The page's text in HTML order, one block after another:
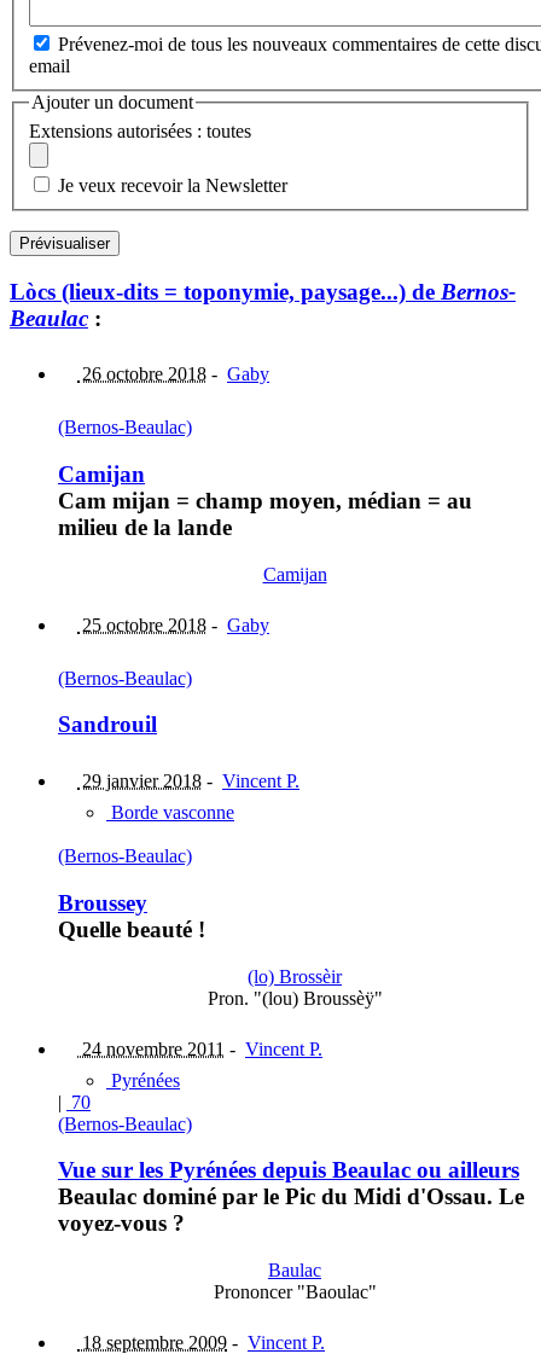
Prévenez-moi de tous les nouveaux commentaires de cette
email
Ajouter un document
Extensions autorisées : toutes
Je veux recevoir la Newsletter
Lòcs (lieux-dits = toponymie, paysage...) de Bernos-
Beaulac :
26 octobre 2018 - Gaby
(Bernos-Beaulac)
Camijan
Cam mijan = champ moyen, médian = au
milieu de la lande
Camijan
25 octobre 2018 - Gaby
(Bernos-Beaulac)
Sandrouil
29 janvier 2018 - Vincent P.
Borde vasconne
(Bernos-Beaulac)
Broussey
Quelle beauté !
(lo) Brossèir
Pron. "(lou) Broussèÿ"
24 novembre 2011 - Vincent P.
Pyrénées
| 70
(Bernos-Beaulac)
Vue sur les Pyrénées depuis Beaulac ou ailleurs
Beaulac dominé par le Pic du Midi d'Ossau. Le
voyez-vous ?
Baulac
Prononcer "Baoulac"
18 septembre 2009 - Vincent P.